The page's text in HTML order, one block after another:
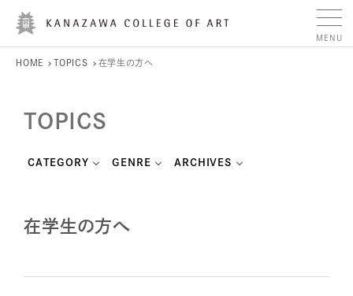
HOME TOPICS 在学生の方へ
TOPICS
CATEGORY GENRE ARCHIVES
在学生の方へ